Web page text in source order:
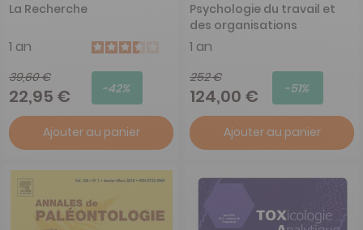
La Recherche
1 an
39,60 €
22,95 € -42%
Ajouter au panier
Psychologie du travail et
des organisations
1 an
252 €
124,00 € -51%
Ajouter au panier